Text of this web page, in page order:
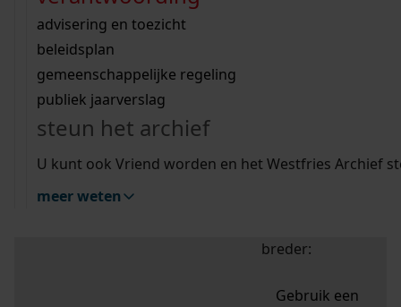
bouwvergunningen
omgevingsvergunningen
vergunningen
beeld en geluid
uitleg nodig?
Wij helpen u op weg met een aantal zoektips.
bekijk alle zoektips
Wij helpen u op weg met een aantal zoektips.
bekijk alle zoektips
bekijk ons geschiedenislokaal
advisering en toezicht
beleidsplan
gemeenschappelijke regeling
publiek jaarverslag
steun het archief
U kunt ook Vriend worden en het Westfries Archief
meer weten
zoektips
Mijn Studiezaal (inloggen)
uw zoekopdracht te
breder:
Gebruik een